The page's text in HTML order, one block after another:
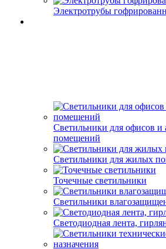
Электротрубы
Светильники для офисов
помещений
Светильники для жилых
Точечные светильники
Светильники
Светодиодная лента,